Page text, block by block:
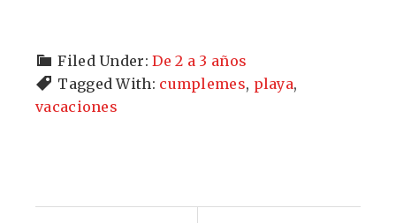
Filed Under:De 2 a 3 años
Tagged With: cumplemes, playa,
vacaciones